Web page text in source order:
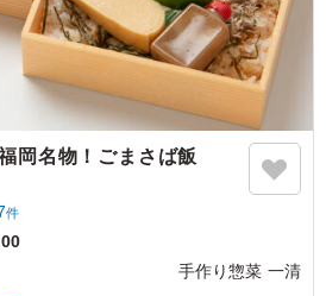
岡名物！ごまさば飯
件
手作り惣菜 一清